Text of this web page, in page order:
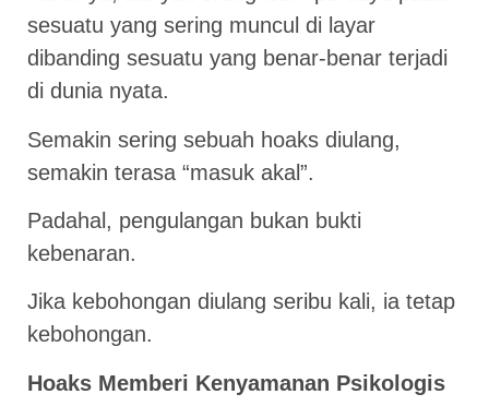
sesuatu yang sering muncul di layar
dibanding sesuatu yang benar-benar terjadi
di dunia nyata.
Semakin sering sebuah hoaks diulang,
semakin terasa “masuk akal”.
Padahal, pengulangan bukan bukti
kebenaran.
Jika kebohongan diulang seribu kali, ia tetap
kebohongan.
Hoaks Memberi Kenyamanan Psikologis